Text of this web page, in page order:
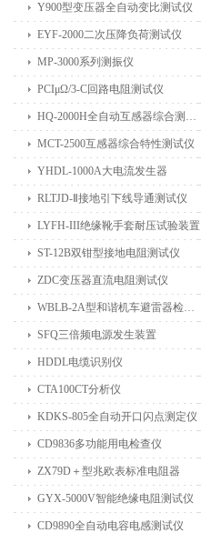
Y900型变压器全自动变比测试仪
EYF-2000二次压降负荷测试仪
MP-3000系列测振仪
PCIμΩ/3-C回路电阻测试仪
HQ-2000H全自动互感器综合测试仪
MCT-2500互感器综合特性测试仪
YHDL-1000A大电流发生器
RLTJD-Ⅱ接地引下线导通测试仪
LYFH-III绝缘靴手套耐压试验装置
ST-12B双钳型接地电阻测试仪
ZDC变压器直流电阻测试仪
WBLB-2A型和谐机车避雷器检测仪
SFQ三倍频电源发生装置
HDDL电缆识别仪
CTA100CT分析仪
KDKS-805全自动开口闪点测定仪
CD9836多功能用电检查仪
ZX79D＋型兆欧表标准电阻器
GYX-5000V智能绝缘电阻测试仪
CD9890全自动电容电感测试仪